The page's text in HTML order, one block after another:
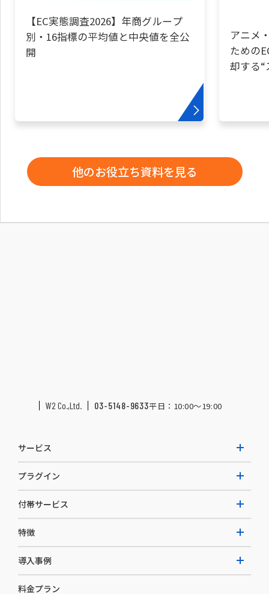
【EC実態調査2026】年商グループ
別・16指標の平均値と中央値を全公
開
ための
却する
他のお役立ち資料を見る
W2 Commerce Repeat
W2 Commerce Asia
AI buddy
付帯サービス
決済サービス
EC運用構築支援・運用支援
セキュリティ
デザイン制作
コンサルティング
メディアコマースとは
選ばれる理由
導入事例
導入企業インタビュー
導入企業一覧
料金プラン
ECお役立ち情報
ECノウハウ
お役立ち資料
ニュースリリース
よくある質問